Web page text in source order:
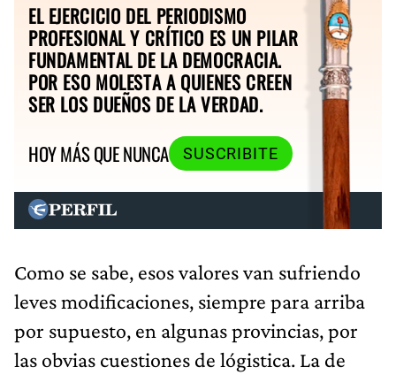
EL EJERCICIO DEL PERIODISMO
PROFESIONAL Y CRÍTICO ES UN PILAR
FUNDAMENTAL DE LA DEMOCRACIA.
POR ESO MOLESTA A QUIENES CREEN
SER LOS DUEÑOS DE LA VERDAD.
HOY MÁS QUE NUNCA
SUSCRIBITE
Como se sabe, esos valores van sufriendo
leves modificaciones, siempre para arriba
por supuesto, en algunas provincias, por
las obvias cuestiones de lógistica. La de